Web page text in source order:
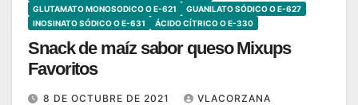
GLUTAMATO MONOSODICO O E-621
GUANILATO SÓDICO O E-627
INOSINATO SÓDICO O E-631
ÁCIDO CÍTRICO O E-330
Snack de maíz sabor queso Mixups
Favoritos
8 DE OCTUBRE DE 2021 VLACORZANA